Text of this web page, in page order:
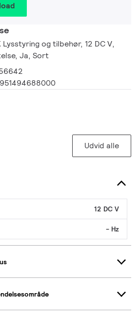
Lysstyring og tilbehør, 12 DC V,
Ja, Sort
Udvid alle
12 DC V
- Hz